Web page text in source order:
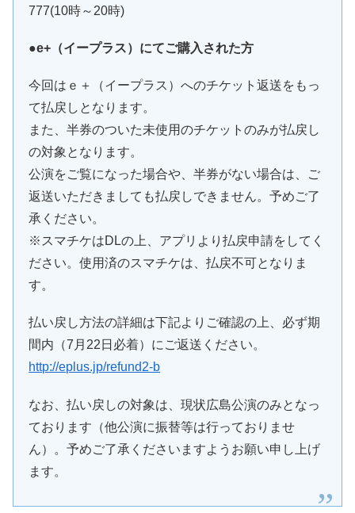
777(10時～20時)
●e+（イープラス）にてご購入された方
今回はｅ＋（イープラス）へのチケット返送をもっ
て払戻しとなります。
また、半券のついた未使用のチケットのみが払戻し
の対象となります。
公演をご覧になった場合や、半券がない場合は、ご
返送いただきましても払戻しできません。予めご了
承ください。
※スマチケはDLの上、アプリより払戻申請をしてく
ださい。使用済のスマチケは、払戻不可となりま
す。
払い戻し方法の詳細は下記よりご確認の上、必ず期
間内（7月22日必着）にご返送ください。
http://eplus.jp/refund2-b
なお、払い戻しの対象は、現状広島公演のみとなっ
ております（他公演に振替等は行っておりませ
ん）。予めご了承くださいますようお願い申し上げ
ます。